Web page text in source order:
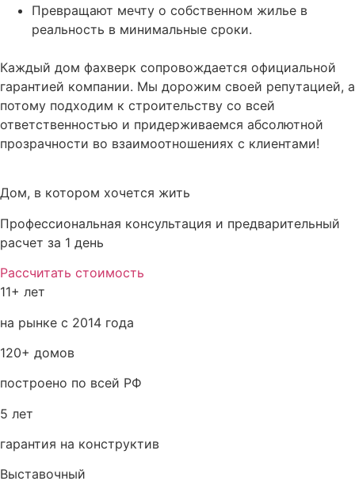
Превращают мечту о собственном жилье в
реальность в минимальные сроки.
Каждый дом фахверк сопровождается официальной
гарантией компании. Мы дорожим своей репутацией, а
потому подходим к строительству со всей
ответственностью и придерживаемся абсолютной
прозрачности во взаимоотношениях с клиентами!
Дом, в котором хочется жить
Профессиональная консультация и предварительный
расчет за 1 день
Рассчитать стоимость
11+ лет
на рынке с 2014 года
120+ домов
построено по всей РФ
5 лет
гарантия на конструктив
Выставочный